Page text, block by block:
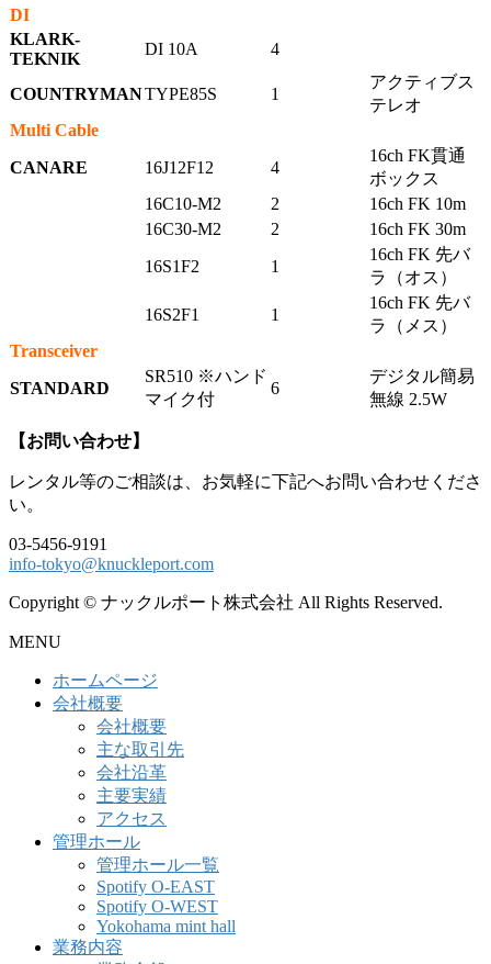
DI
KLARK-
TEKNIK
DI 10A 4
COUNTRYMANTYPE85S 1
アクティブス
テレオ
Multi Cable
CANARE
16J12F12 4
16ch FK貫通
ボックス
16C10-M2
2
16ch FK 10m
16C30-M2
2
16ch FK 30m
16S1F2
1
16ch FK 先バ
ラ（オス）
16S2F1
1
16ch FK 先バ
ラ（メス）
Transceiver
STANDARD
SR510 ※ハンド
マイク付
6
デジタル簡易
無線 2.5W
【お問い合わせ】
レンタル等のご相談は、お気軽に下記へお問い合わせくださ
い。
03-5456-9191
info-tokyo@knuckleport.com
Copyright © ナックルポート株式会社 All Rights Reserved.
MENU
ホームページ
会社概要
会社概要
主な取引先
会社沿革
主要実績
アクセス
管理ホール
管理ホール一覧
Spotify O-EAST
Spotify O-WEST
Yokohama mint hall
業務内容